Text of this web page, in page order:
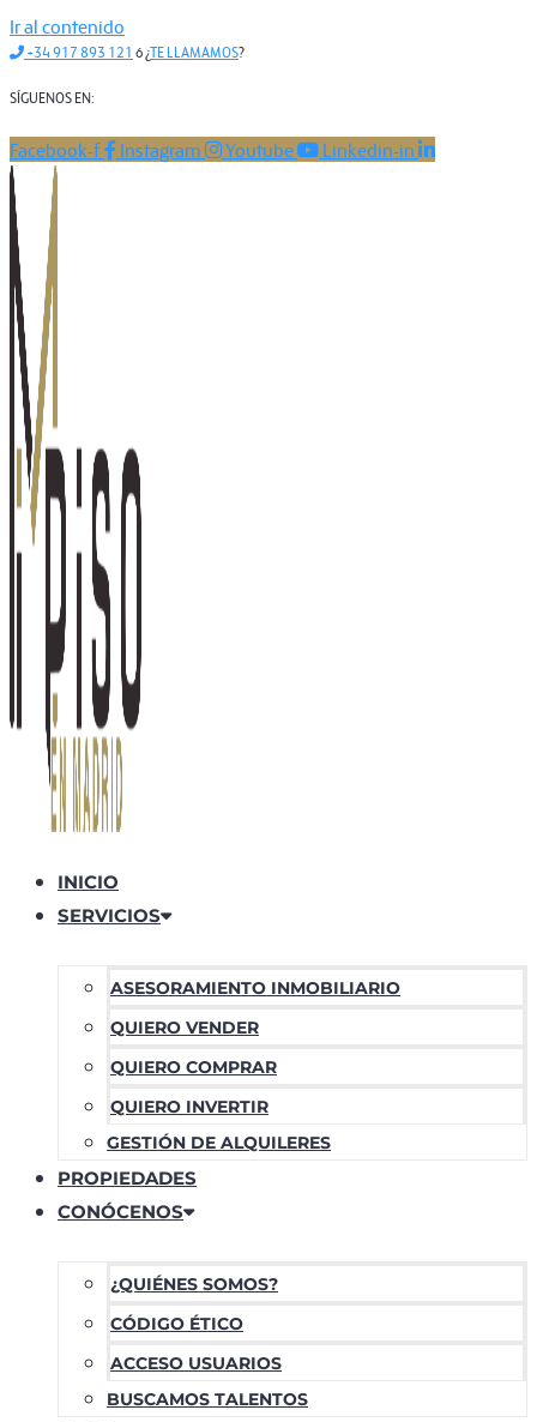
Ir al contenido
+34 917 893 121 ó ¿TE LLAMAMOS?
SÍGUENOS EN:
Facebook-f Instagram Youtube Linkedin-in
INICIO
SERVICIOS
ASESORAMIENTO INMOBILIARIO
QUIERO VENDER
QUIERO COMPRAR
QUIERO INVERTIR
GESTIÓN DE ALQUILERES
PROPIEDADES
CONÓCENOS
¿QUIÉNES SOMOS?
CÓDIGO ÉTICO
ACCESO USUARIOS
BUSCAMOS TALENTOS